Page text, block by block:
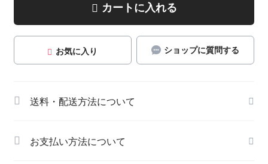
カートに入れる
お気に入り ショップに質問する
送料・配送方法について
お支払い方法について